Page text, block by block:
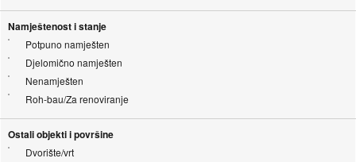
Namještenost i stanje
Potpuno namješten
Djelomično namješten
Nenamješten
Roh-bau/Za renoviranje
Ostali objekti i površine
Dvorište/vrt